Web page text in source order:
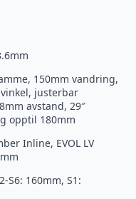
150mm vandring,
justerbar
avstand, 29″
opptil 180mm
Inline, EVOL LV
S6: 160mm, S1: